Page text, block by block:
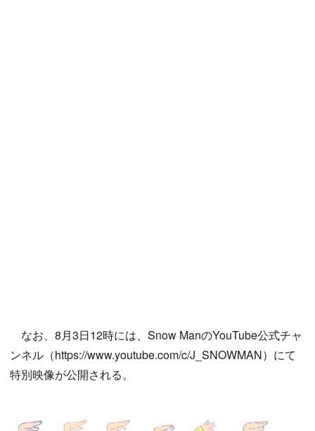
なお、8月3日12時には、Snow ManのYouTube公式チャ
ンネル（https://www.youtube.com/c/J_SNOWMAN）にて
特別映像が公開される。